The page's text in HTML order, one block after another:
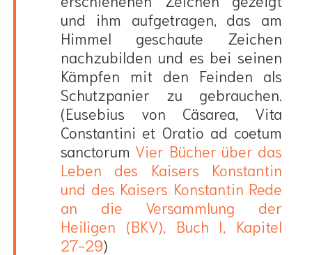
und ihm aufgetragen, das am
Himmel geschaute Zeichen
nachzubilden und es bei seinen
Kämpfen mit den Feinden als
Schutzpanier zu gebrauchen.
(Eusebius von Cäsarea, Vita
Constantini et Oratio ad coetum
sanctorum Vier Bücher über das
Leben des Kaisers Konstantin
und des Kaisers Konstantin Rede
an die Versammlung der
Heiligen (BKV), Buch I, Kapitel
27-29)